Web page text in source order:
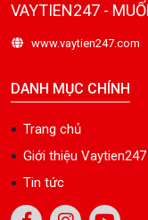
VAYTIEN247 -
www.vaytien247.com
DANH MỤC CHÍNH
Trang chủ
Giới thiệu Vaytien247
Tin tức